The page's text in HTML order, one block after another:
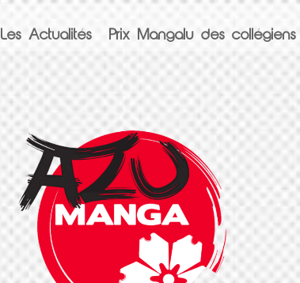
Les Actualités Prix Mangalu des collégiens